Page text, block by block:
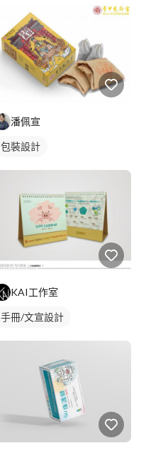
潘佩宣
包裝設計
KAI工作室
手冊/文宣設計